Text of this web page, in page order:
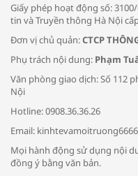
Bác
Giấy phép hoạt động số:
tin và Truyền thông Hà Nội
Đơn vị chủ quản:CTCP
Phụ trách nội dung: Phạm
Văn phòng giao dịch: Số 112
Nội
Hotline: 0908.36.36.26
Email:
Mọi hành động sử dụng nội
đồng ý bằng văn bản.